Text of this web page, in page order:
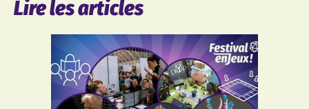
Lire les articles